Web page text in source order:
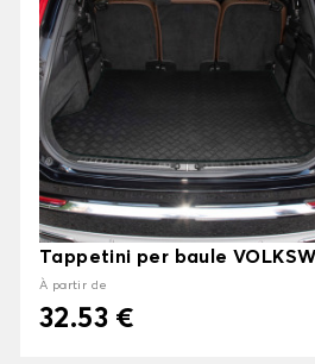
Tappetini per baule
À partir de
32.53 €